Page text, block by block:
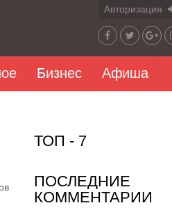
Авторизация
Бизнес Афиша
ТОП - 7
ПОСЛЕДНИЕ
КОММЕНТАРИИ